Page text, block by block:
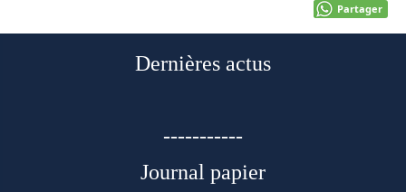
Partager
Dernières actus
-----------
Journal papier